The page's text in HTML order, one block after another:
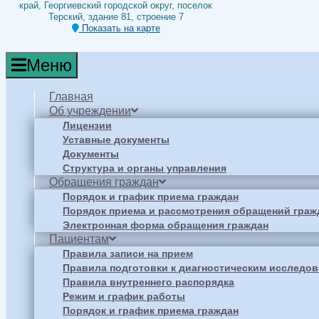
край, Георгиевский городской округ, поселок
Терский, здание 81, строение 7
Показать на карте
Меню
Главная
Об учреждении
Лицензии
Уставные документы
Документы
Структура и органы управления
Обращения граждан
Порядок и график приема граждан
Порядок приема и рассмотрения обращений
Электронная форма обращения граждан
Пациентам
Правила записи на прием
Правила подготовки к диагностическим
Правила внутреннего распорядка
Режим и график работы
Порядок и график приема граждан